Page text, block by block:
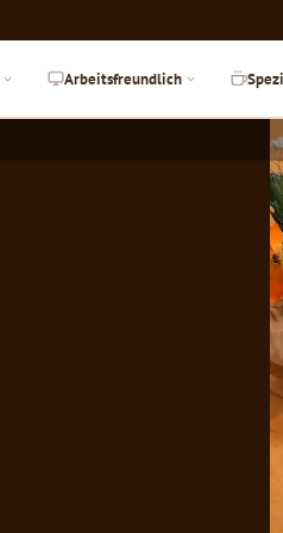
Arbeitsfreundlich